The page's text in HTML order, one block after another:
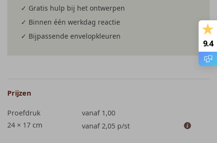
✓ Gratis hulp bij het ontwerpen
✓ Binnen één werkdag reactie
✓ Bijpassende envelopkleuren
Prijzen
Proefdruk
vanaf 1,00
24 × 17 cm
vanaf 2,05 p/st
9.4